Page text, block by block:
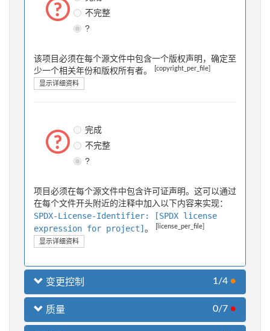
不完整
?
该项目必须在每个源文件中包含一个版权声明，确定至
少一个相关年份和版权所有者。
[copyright_per_file]
显示详细资料
完成
不完整
?
项目必须在每个源文件中包含许可证声明。这可以通过
在每个文件开头附近的注释中加入以下内容来实现：
SPDX-License-Identifier: [SPDX license
expression for project] 。 [license_per_file]
显示详细资料
变更控制 1/4 ●
质量 0/7 ●